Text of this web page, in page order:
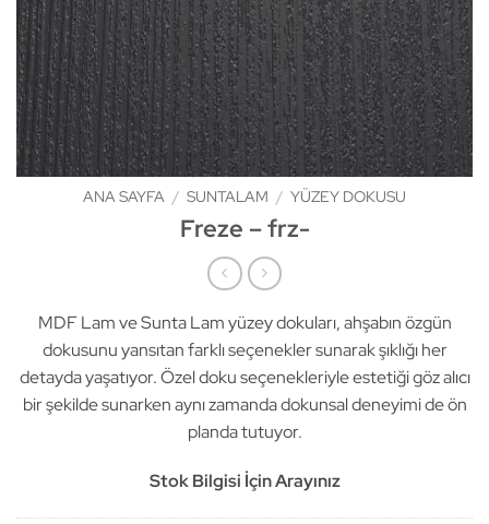
ANA SAYFA / SUNTALAM / YÜZEY DOKUSU
Freze – frz-
MDF Lam ve Sunta Lam yüzey dokuları, ahşabın özgün
dokusunu yansıtan farklı seçenekler sunarak şıklığı her
detayda yaşatıyor. Özel doku seçenekleriyle estetiği göz alıcı
bir şekilde sunarken aynı zamanda dokunsal deneyimi de ön
planda tutuyor.
Stok Bilgisi İçin Arayınız